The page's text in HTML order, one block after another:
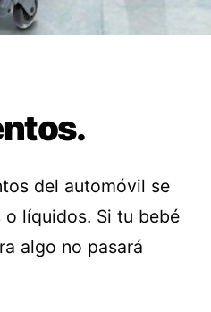
del automóvil se
líquidos. Si tu bebé
algo no pasará